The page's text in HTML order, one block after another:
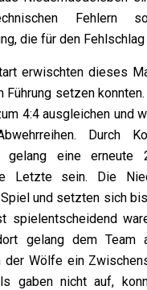
Fehlern
die für den
erwischten dieses
Führung setzen
4:4 ausgleichen und
Durch
gelang eine erneute
sein. Die
Spiel und setzten sich
spielentscheidend
gelang dem Team
der Wölfe ein
gaben nicht auf,